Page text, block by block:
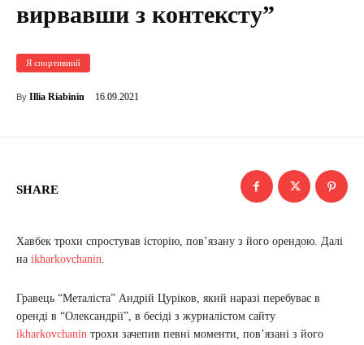
вирвавши з контексту”
Я спортивний
By Illia Riabinin 16.09.2021
SHARE
Хавбек трохи спростував історію, пов’язану з його орендою. Далі
на ikharkovchanin.
Гравець “Металіста” Андрій Цуріков, який наразі перебуває в
оренді в “Олександрії”, в бесіді з журналістом сайту
ikharkovchanin трохи зачепив певні моменти, пов’язані з його